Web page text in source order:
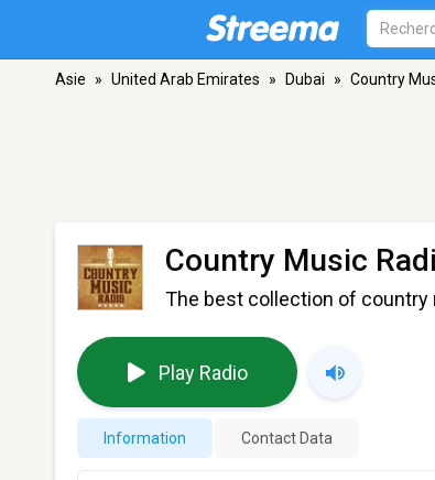
Asie » United Arab Emirates » Dubai » Country
Country Music
The best collection of
Play Radio
Information Contact Data